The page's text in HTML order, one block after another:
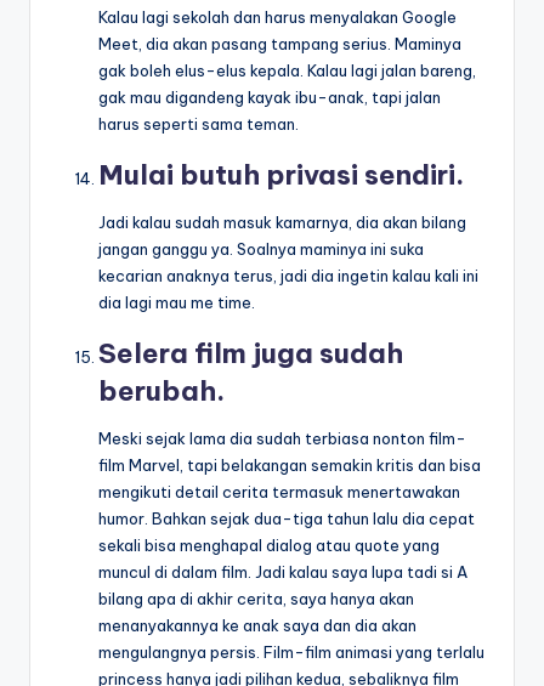
Kalau lagi sekolah dan harus menyalakan Google
Meet, dia akan pasang tampang serius. Maminya
gak boleh elus-elus kepala. Kalau lagi jalan bareng,
gak mau digandeng kayak ibu-anak, tapi jalan
harus seperti sama teman.
Mulai butuh privasi sendiri.
Jadi kalau sudah masuk kamarnya, dia akan bilang
jangan ganggu ya. Soalnya maminya ini suka
kecarian anaknya terus, jadi dia ingetin kalau kali ini
dia lagi mau me time.
Selera film juga sudah
berubah.
Meski sejak lama dia sudah terbiasa nonton film-
film Marvel, tapi belakangan semakin kritis dan bisa
mengikuti detail cerita termasuk menertawakan
humor. Bahkan sejak dua-tiga tahun lalu dia cepat
sekali bisa menghapal dialog atau quote yang
muncul di dalam film. Jadi kalau saya lupa tadi si A
bilang apa di akhir cerita, saya hanya akan
menanyakannya ke anak saya dan dia akan
mengulangnya persis. Film-film animasi yang terlalu
princess hanya jadi pilihan kedua, sebaliknya film